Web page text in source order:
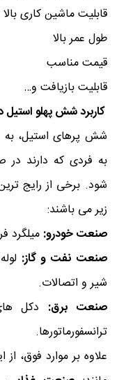
قابلیت ماشین کاری بالا
طول عمر بالا
قیمت مناسب
قابلیت بازیافت و…
کاربرد شش پهلو
شش پرهای استیل،
به فردی که دارند در
شود. برخی از رایج
زیر می باشند:
صنعت خودرو: میلگرد
صنعت نفت و گاز:
شیر و اتصالات.
صنعت برق: دکل
ترانسفورماتورها.
علاوه بر موارد فوق،